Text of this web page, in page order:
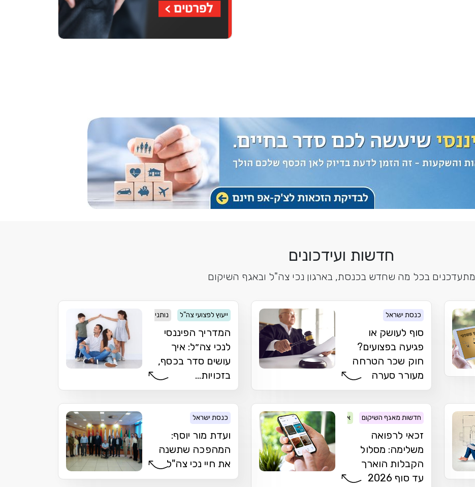
חדשות ועידכונים
מתעדכנים בכל מה שחדש בכנסת, בארגון נכי צה"ל ובאגף השיקום
כנסת ישראל
סוף לעושק או
פגיעה בפצועים?
חוק שכר הטרחה
מעורר סערה
ייעוץ לפצועי צה"ל נותני חסות
המדריך הפיננסי
לנכי צה״ל: איך
עושים סדר בכסף,
בזכויות...
חדשות מאגף השיקום אגף השיקום
זכאי לרפואה
משלימה: מסלול
הקבלות הוארך
עד סוף 2026
כנסת ישראל
ועדת מור יוסף:
המהפכה שתשנה
את חיי נכי צה"ל